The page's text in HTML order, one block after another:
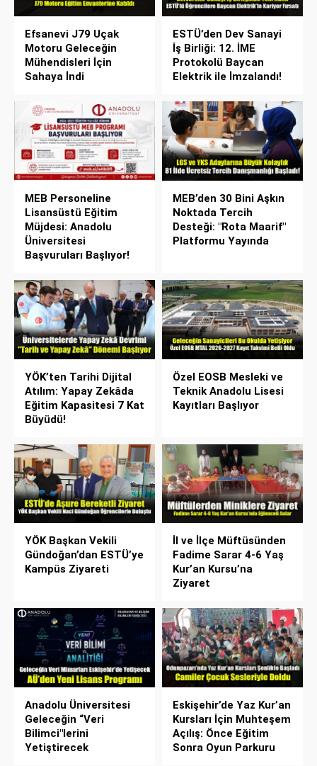
Efsanevi J79 Uçak
Motoru Geleceğin
Mühendisleri İçin
Sahaya İndi
ESTÜ’den Dev Sanayi
İş Birliği: 12. İME
Protokolü Baycan
Elektrik ile İmzalandı!
MEB Personeline
Lisansüstü Eğitim
Müjdesi: Anadolu
Üniversitesi
Başvuruları Başlıyor!
MEB’den 30 Bini Aşkın
Noktada Tercih
Desteği: "Rota Maarif"
Platformu Yayında
YÖK’ten Tarihi Dijital
Atılım: Yapay Zekâda
Eğitim Kapasitesi 7 Kat
Büyüdü!
Özel EOSB Mesleki ve
Teknik Anadolu Lisesi
Kayıtları Başlıyor
YÖK Başkan Vekili
Gündoğan’dan ESTÜ’ye
Kampüs Ziyareti
İl ve İlçe Müftüsünden
Fadime Sarar 4-6 Yaş
Kur’an Kursu’na
Ziyaret
Anadolu Üniversitesi
Geleceğin “Veri
Bilimci"lerini
Yetiştirecek
Eskişehir’de Yaz Kur’an
Kursları İçin Muhteşem
Açılış: Önce Eğitim
Sonra Oyun Parkuru